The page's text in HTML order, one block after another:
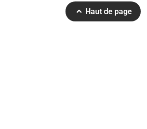
Haut de page